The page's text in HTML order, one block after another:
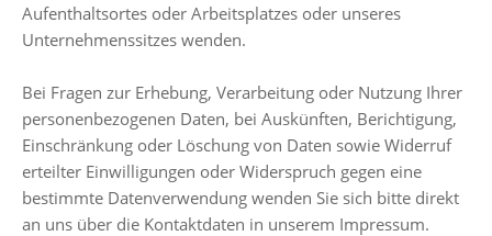
Aufenthaltsortes oder Arbeitsplatzes oder unseres
Unternehmenssitzes wenden.
Bei Fragen zur Erhebung, Verarbeitung oder Nutzung Ihrer
personenbezogenen Daten, bei Auskünften, Berichtigung,
Einschränkung oder Löschung von Daten sowie Widerruf
erteilter Einwilligungen oder Widerspruch gegen eine
bestimmte Datenverwendung wenden Sie sich bitte direkt
an uns über die Kontaktdaten in unserem Impressum.